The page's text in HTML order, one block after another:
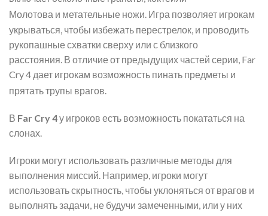
Молотова и метательные ножи. Игра позволяет игрокам
укрываться, чтобы избежать перестрелок, и проводить
рукопашные схватки сверху или с близкого
расстояния. В отличие от предыдущих частей серии, Far
Cry 4 дает игрокам возможность пинать предметы и
прятать трупы врагов.
В Far Cry 4у игроков есть возможность покататься на
слонах.
Игроки могут использовать различные методы для
выполнения миссий. Например, игроки могут
использовать скрытность, чтобы уклоняться от врагов и
выполнять задачи, не будучи замеченными, или у них